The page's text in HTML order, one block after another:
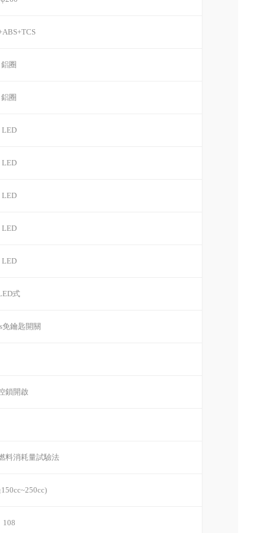
鋁圈
鋁圈
LED
LED
LED
LED
LED
式
免鑰匙開關
鎖開啟
料消耗量試驗法
108